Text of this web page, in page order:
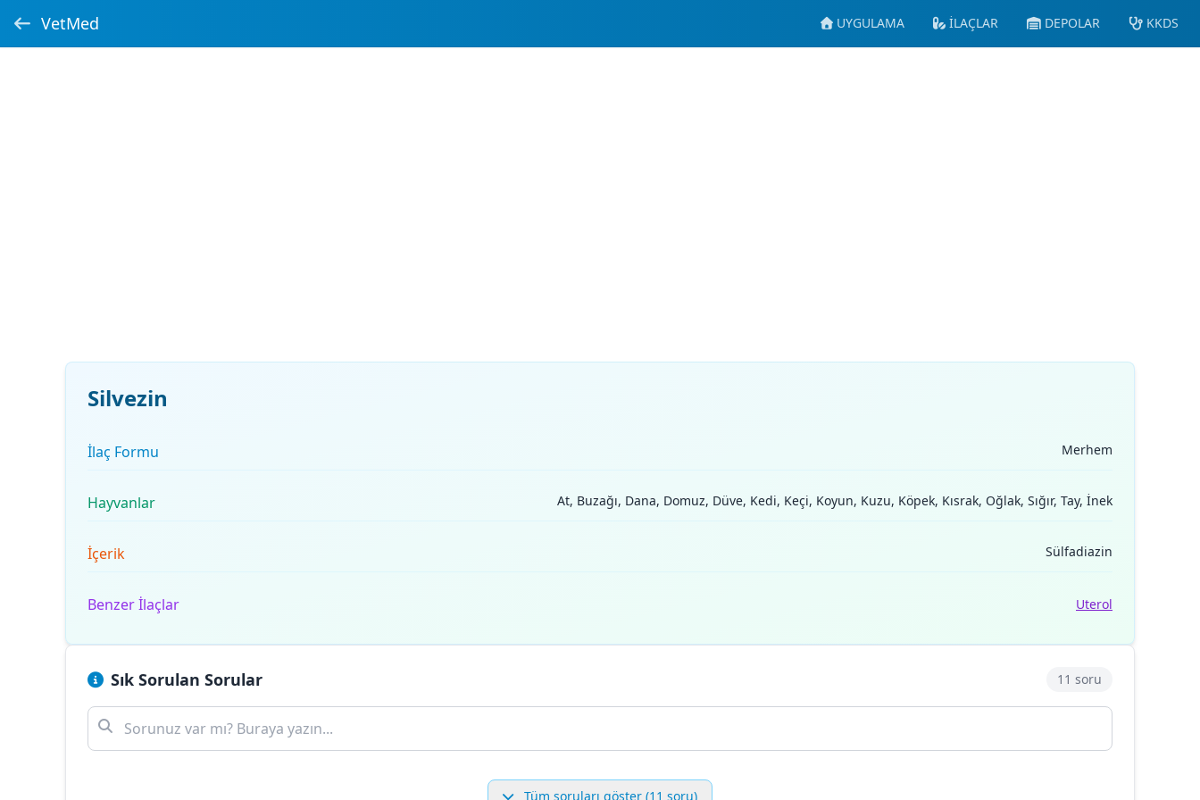
VetMed UYGULAMA İLAÇLAR DEPOLAR KKDS
Silvezin
İlaç Formu Merhem
Hayvanlar At, Buzağı, Dana, Domuz, Düve, Kedi, Keçi, Koyun, Kuzu, Köpek, Kısrak, Oğlak, Sığır, Tay, İnek
İçerik Sülfadiazin
Benzer İlaçlar Uterol
Sık Sorulan Sorular 11 soru
Tüm soruları göster (11 soru)